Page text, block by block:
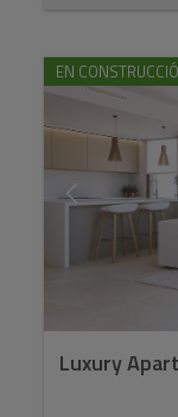
EN
Luxury